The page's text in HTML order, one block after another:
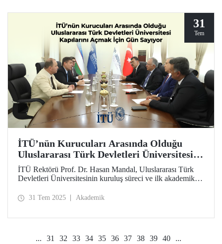
31
Tem
İTÜ’nün Kurucuları Arasında Olduğu
Uluslararası Türk Devletleri Üniversitesi
Kapılarını Açmak İçin Gün Sayıyor
İTÜ Rektörü Prof. Dr. Hasan Mandal, Uluslararası Türk
Devletleri Üniversitesinin kuruluş süreci ve ilk akademik
gerçekleştirdi.
31 Tem 2025 Akademik
... 31 32 33 34 35 36 37 38 39 40 ...